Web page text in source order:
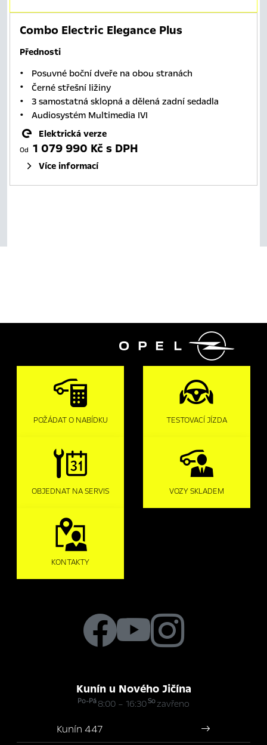
Combo Electric Elegance Plus
Přednosti
Posuvné boční dveře na obou stranách
Černé střešní ližiny
3 samostatná sklopná a dělená zadní sedadla
Audiosystém Multimedia IVI
Elektrická verze
Od 1 079 990 Kč s DPH
Více informací

POŽÁDAT O NABÍDKU TESTOVACÍ JÍZDA
OBJEDNAT NA SERVIS VOZY SKLADEM
KONTAKTY
Kunín u Nového Jičína
Po-Pá8:00 – 16:30Sozavřeno
Kunín 447